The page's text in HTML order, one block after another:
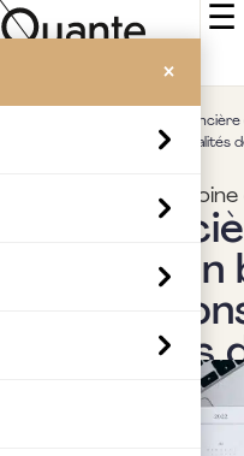
☰
×
Taxe
obligations fiscales et modalités
Fiscalité &
Taxe
vente
: